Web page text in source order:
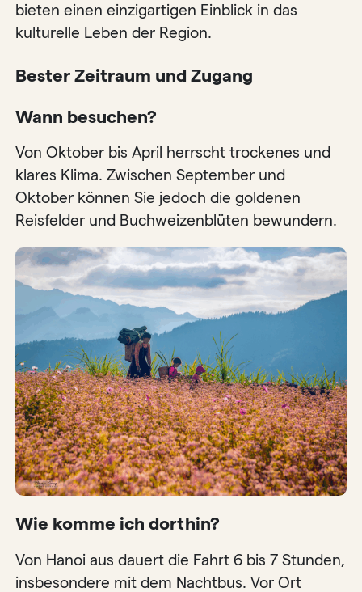
bieten einen einzigartigen Einblick in das
kulturelle Leben der Region.
Bester Zeitraum und Zugang
Wann besuchen?
Von Oktober bis April herrscht trockenes und
klares Klima. Zwischen September und
Oktober können Sie jedoch die goldenen
Reisfelder und Buchweizenblüten bewundern.
Wie komme ich dorthin?
Von Hanoi aus dauert die Fahrt 6 bis 7 Stunden,
insbesondere mit dem Nachtbus. Vor Ort